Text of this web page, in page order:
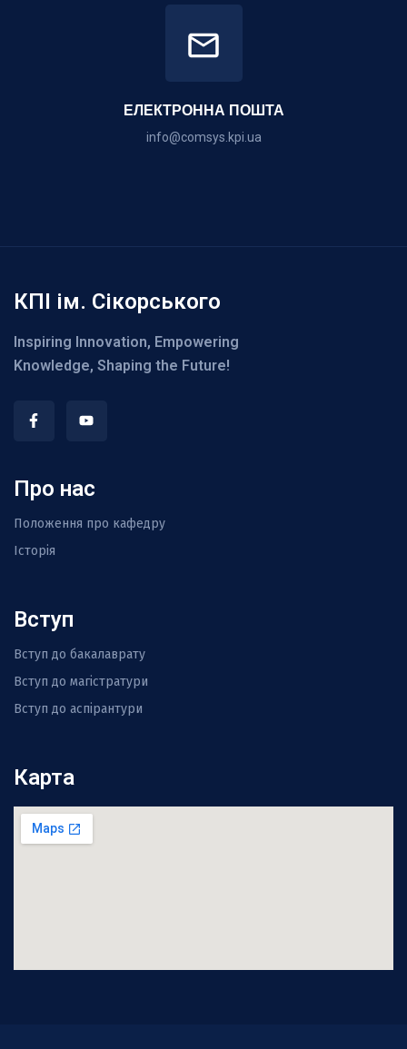
ЕЛЕКТРОННА ПОШТА
info@comsys.kpi.ua
КПІ ім. Сікорського
Inspiring Innovation, Empowering
Knowledge, Shaping the Future!
Про нас
Положення про кафедру
Історія
Вступ
Вступ до бакалаврату
Вступ до магістратури
Вступ до аспірантури
Карта